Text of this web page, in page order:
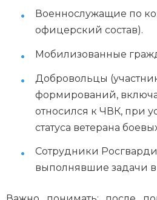
Военнослужащие по
офицерский состав).
Мобилизованные
Добровольцы
формирований,
относился к ЧВК, при
статуса ветерана
Сотрудники
выполнявшие задачи в